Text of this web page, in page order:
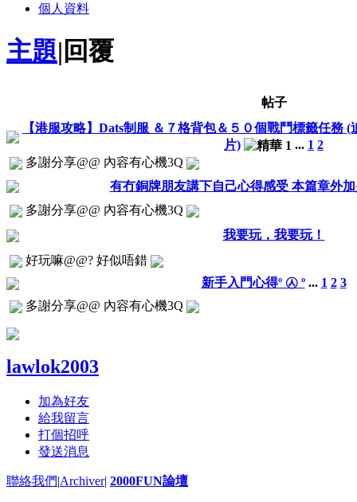
個人資料
主題| 回覆
帖子
【港服攻略】Dats制服 ＆７格背包＆５０個戰鬥標籤任務
片)
... 1 2
多謝分享@@ 內容有心機3Q
有冇銅牌朋友講下自己心得感受 本篇章外
多謝分享@@ 內容有心機3Q
我要玩，我要玩！
好玩嘛@@? 好似唔錯
新手入門心得º ㉦ º ... 1 2 3
多謝分享@@ 內容有心機3Q
lawlok2003
加為好友
給我留言
打個招呼
發送消息
聯絡我們|Archiver| 2000FUN論壇